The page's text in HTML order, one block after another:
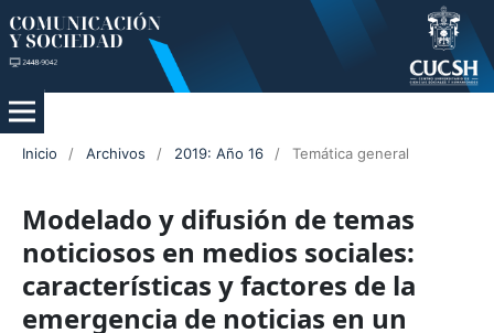
Inicio / Archivos / 2019: Año 16 / Temática general
Modelado y difusión de temas
noticiosos en medios sociales:
características y factores de la
emergencia de noticias en un